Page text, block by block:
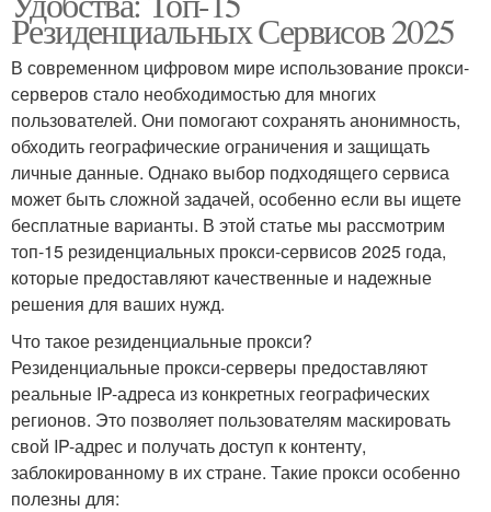
Резиденциальных Сервисов 2025
В современном цифровом мире использование прокси-
серверов стало необходимостью для многих
пользователей. Они помогают сохранять анонимность,
обходить географические ограничения и защищать
личные данные. Однако выбор подходящего сервиса
может быть сложной задачей, особенно если вы ищете
бесплатные варианты. В этой статье мы рассмотрим
топ-15 резиденциальных прокси-сервисов 2025 года,
которые предоставляют качественные и надежные
решения для ваших нужд.
Что такое резиденциальные прокси?
Резиденциальные прокси-серверы предоставляют
реальные IP-адреса из конкретных географических
регионов. Это позволяет пользователям маскировать
свой IP-адрес и получать доступ к контенту,
заблокированному в их стране. Такие прокси особенно
полезны для: